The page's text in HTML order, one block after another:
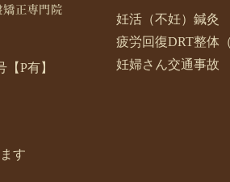
P有】
す
妊活（不妊）鍼灸
疲労回復DRT整体
妊婦さん交通事故